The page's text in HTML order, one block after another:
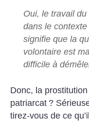
Oui, le travail
dans le
signifie que la
volontaire est
difficile à
Donc, la
patriarcat ?
tirez-vous de ce